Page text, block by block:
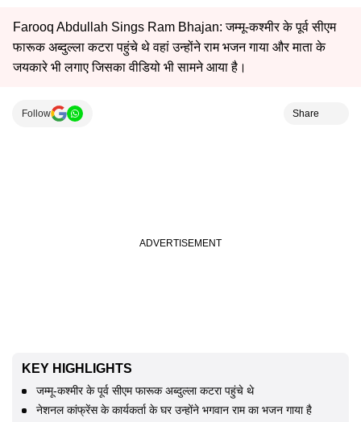
Farooq Abdullah Sings Ram Bhajan: जम्मू-कश्मीर के पूर्व सीएम
फारूक अब्दुल्ला कटरा पहुंचे थे वहां उन्होंने राम भजन गाया और माता के
जयकारे भी लगाए जिसका वीडियो भी सामने आया है।
Follow Share
KEY HIGHLIGHTS
जम्मू-कश्मीर के पूर्व सीएम फारूक अब्दुल्ला कटरा पहुंचे थे
नेशनल कांफ्रेंस के कार्यकर्ता के घर उन्होंने भगवान राम का भजन गाया है